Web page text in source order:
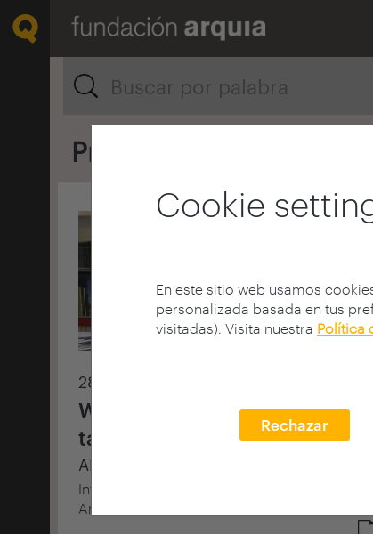
Cookie
En este sitio web usamos
personalizada basada en tus
visitadas). Visita nuestra Política
Rechazar
2020 2017 2016 2015
Prensa
28 junio 2020
We spread transforming
talent
ABC
Interview with Sol Candela, Director of
Arquia Foundation